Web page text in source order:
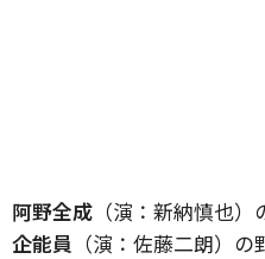
阿野全成 （演：新納慎也
企能員 （演：佐藤二朗）の